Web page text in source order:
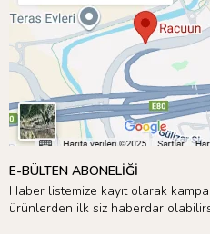
E-BÜLTEN ABONELİĞİ
Haber listemize kayıt olarak
ürünlerden ilk siz haberdar